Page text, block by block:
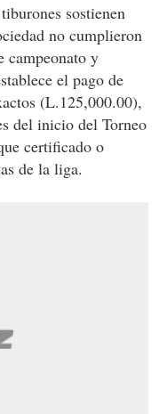
sostienen
no cumplieron
campeonato y
el pago de
(L.125,000.00),
del inicio del Torneo
certificado o
de la liga.